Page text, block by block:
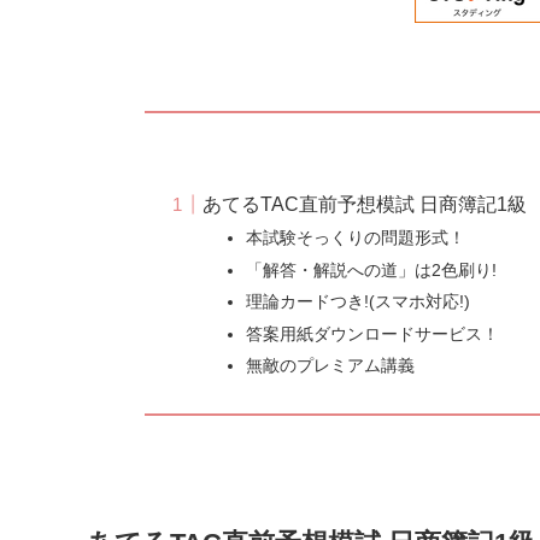
あてるTAC直前予想模試 日商簿記1級
本試験そっくりの問題形式！
「解答・解説への道」は2色刷り!
理論カードつき!(スマホ対応!)
答案用紙ダウンロードサービス！
無敵のプレミアム講義